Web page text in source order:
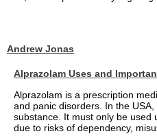
Andrew Jonas
Alprazolam Uses and
Alprazolam is a prescription
and panic disorders. In the
substance. It must only be used
due to risks of dependency,